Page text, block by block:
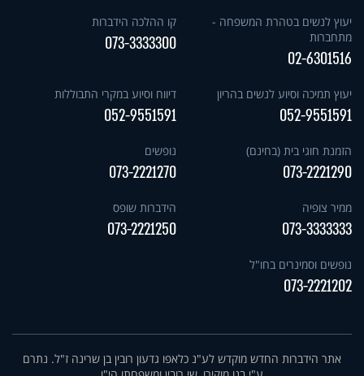
יעוץ לנשים בטהרת המשפחה -
מתחברות
02-6301516
קו ההלכה הידברות
073-3333300
יעוץ תמיכה וסיוע לנשים בהריון
052-9551591
דיווח וסיוע במקרי התבוללות
052-9551591
הזמנת חוגי בית (בחינם)
073-2221290
נופשים
073-2221270
ממיר צופיה
073-3333333
הידברות שופס
073-2221250
נופשים וסמינרים בחו"ל
073-2221202
אתר הידברות החדש מוקדש לע"נ כלאפו גדעון רובין בן שרינה ז"ל. נתרם